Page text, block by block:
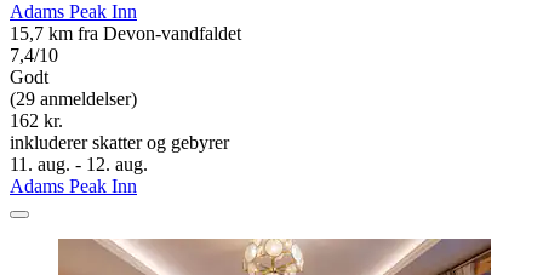
Adams Peak Inn
15,7 km fra Devon-vandfaldet
7,4/10
Godt
(29 anmeldelser)
162 kr.
inkluderer skatter og gebyrer
11. aug. - 12. aug.
Adams Peak Inn